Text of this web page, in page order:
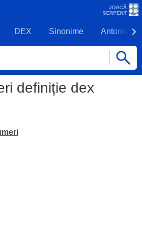
DEX Sinonime Antonime
definiție dex